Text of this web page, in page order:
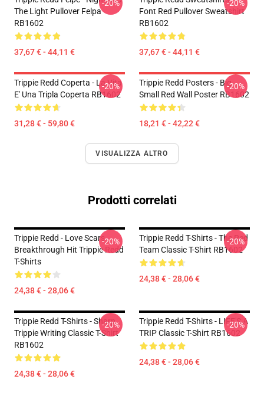
The Light Pullover Felpa
RB1602
37,67 € - 44,11 €
-20%
Font Red Pullover Sweatshirt
RB1602
37,67 € - 44,11 €
-20%
Trippie Redd Coperta - La Vita
E' Una Tripla Coperta RB1602
31,28 € - 59,80 €
-20%
Trippie Redd Posters - Big
Small Red Wall Poster RB1602
18,21 € - 42,22 €
-20%
VISUALIZZA ALTRO
Prodotti correlati
Trippie Redd - Love Scars
Breakthrough Hit Trippie Redd
T-Shirts
24,38 € - 28,06 €
-20%
Trippie Redd T-Shirts - The Red
Team Classic T-Shirt RB1602
24,38 € - 28,06 €
-20%
Trippie Redd T-Shirts - Sharp
Trippie Writing Classic T-Shirt
RB1602
24,38 € - 28,06 €
-20%
Trippie Redd T-Shirts - LIFE'S A
TRIP Classic T-Shirt RB1602
24,38 € - 28,06 €
-20%